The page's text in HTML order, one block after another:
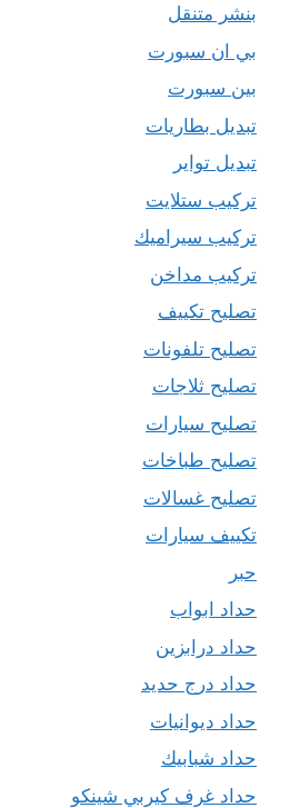
بنشر متنقل
بي ان سبورت
بين سبورت
تبديل بطاريات
تبديل تواير
تركيب ستلايت
تركيب سيراميك
تركيب مداخن
تصليح تكييف
تصليح تلفونات
تصليح ثلاجات
تصليح سيارات
تصليح طباخات
تصليح غسالات
تكييف سيارات
حبر
حداد ابواب
حداد درابزين
حداد درج حديد
حداد ديوانيات
حداد شبابيك
حداد غرف كيربي شينكو